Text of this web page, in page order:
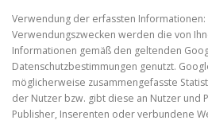
Verwendung der erfassten
Verwendungszwecken werden die von
Informationen gemäß den geltenden
Datenschutzbestimmungen genutzt.
möglicherweise zusammengefasste
der Nutzer bzw. gibt diese an Nutzer und
Publisher, Inserenten oder verbundene